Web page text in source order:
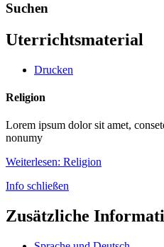
Suchen
Uterrichtsmaterial
Drucken
Religion
Lorem ipsum dolor sit amet,
nonumy
Weiterlesen: Religion
Info schließen
Zusätzliche